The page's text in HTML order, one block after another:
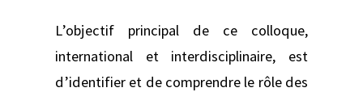
L’objectif principal de ce colloque,
international et interdisciplinaire, est
d’identifier et de comprendre le rôle des